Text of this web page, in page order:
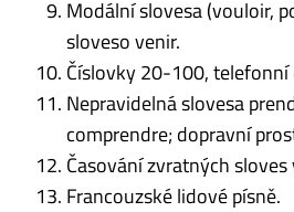
Modální slovesa (vouloir,
sloveso venir.
Číslovky 20-100,
Nepravidelná slovesa
comprendre; dopravní
Časování zvratných
Francouzské lidové písně.